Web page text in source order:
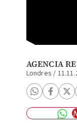
AGENCIA
Londres /